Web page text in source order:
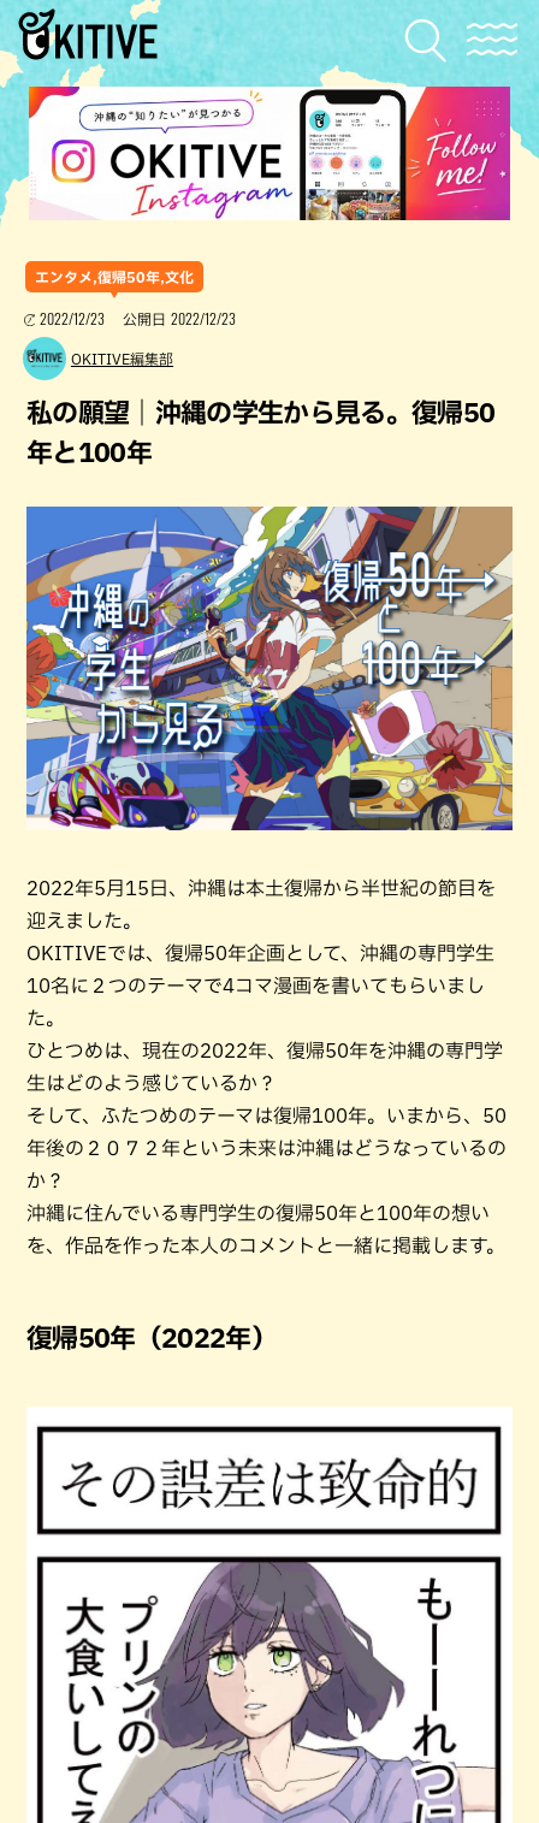
エンタメ,復帰50年,文化
2022/12/23 公開日 2022/12/23
OKITIVE編集部
私の願望｜沖縄の学生から見る。復帰50
年と100年
2022年5月15日、沖縄は本土復帰から半世紀の節目を
迎えました。
OKITIVEでは、復帰50年企画として、沖縄の専門学生
10名に２つのテーマで4コマ漫画を書いてもらいまし
た。
ひとつめは、現在の2022年、復帰50年を沖縄の専門学
生はどのよう感じているか？
そして、ふたつめのテーマは復帰100年。いまから、50
年後の２０７２年という未来は沖縄はどうなっているの
か？
沖縄に住んでいる専門学生の復帰50年と100年の想い
を、作品を作った本人のコメントと一緒に掲載します。
復帰50年（2022年）